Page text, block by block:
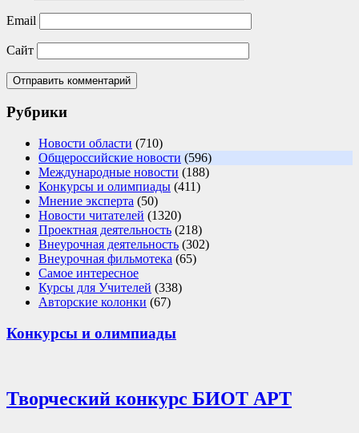
Email
Сайт
Рубрики
Новости области (710)
Общероссийские новости (596)
Международные новости (188)
Конкурсы и олимпиады (411)
Мнение эксперта (50)
Новости читателей (1320)
Проектная деятельность (218)
Внеурочная деятельность (302)
Внеурочная фильмотека (65)
Самое интересное
Курсы для Учителей (338)
Авторские колонки (67)
Конкурсы и олимпиады
Творческий конкурс БИОТ АРТ